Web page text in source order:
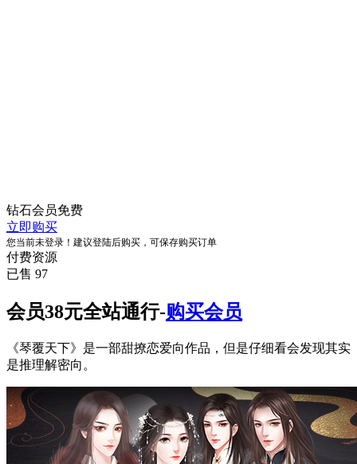
钻石会员免费
立即购买
您当前未登录！建议登陆后购买，可保存购买订单
付费资源
已售 97
会员38元全站通行-购买会员
《琴覆天下》是一部甜撩恋爱向作品，但是仔细看会发现其实
是推理解密向。